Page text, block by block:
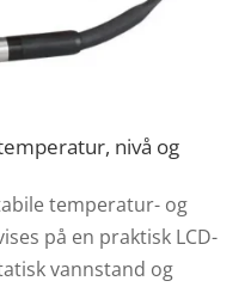
nivå og
temperatur- og
på en praktisk LCD-
vannstand og